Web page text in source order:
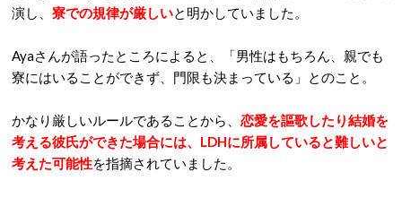
演し、 寮での規律が厳しいと明かしていました。
Ayaさんが語ったところによると、「男性はもちろん、親でも
寮にはいることができず、門限も決まっている」とのこと。
かなり厳しいルールであることから、 恋愛を謳歌したり結婚を
考える彼氏ができた場合には、LDHに所属していると難しいと
考えた可能性を指摘されていました。